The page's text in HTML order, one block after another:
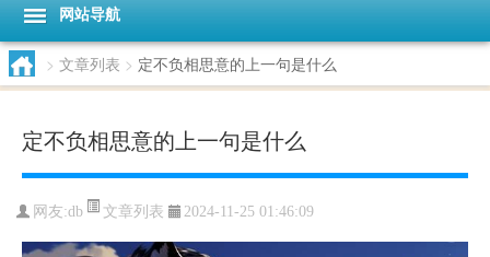
网站导航
> 文章列表 > 定不负相思意的上一句是什么
定不负相思意的上一句是什么
网友:db 文章列表 2024-11-25 01:46:09